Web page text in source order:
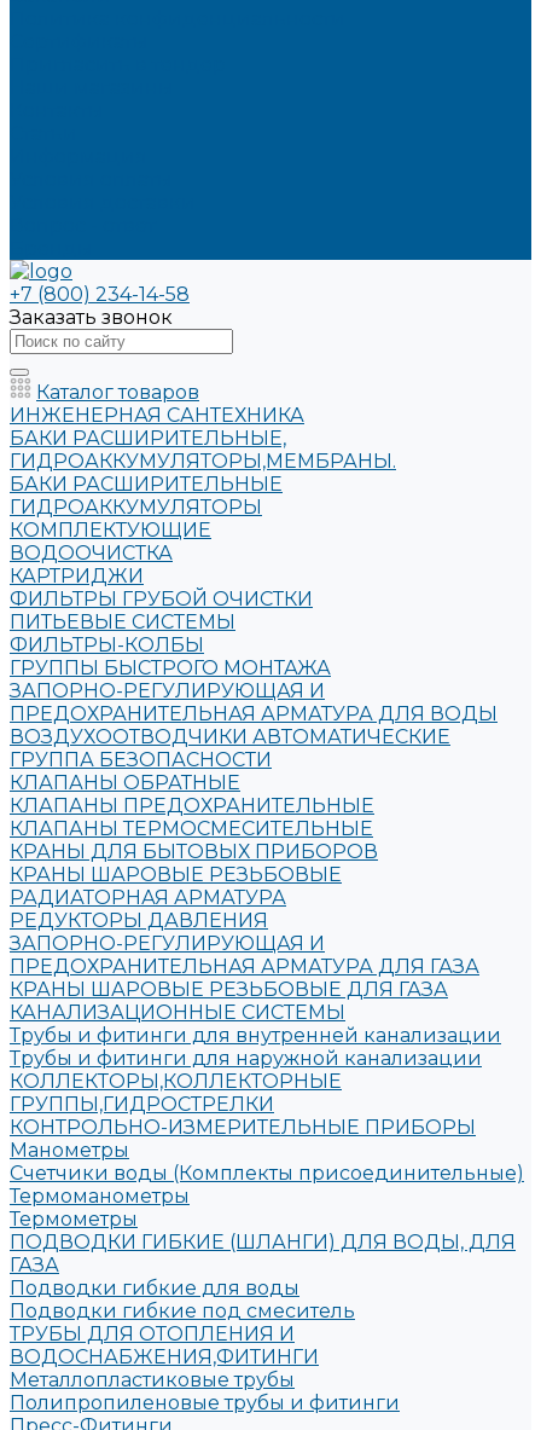
+7 (800) 234-14-58
Заказать звонок
Каталог товаров
ИНЖЕНЕРНАЯ САНТЕХНИКА
БАКИ РАСШИРИТЕЛЬНЫЕ,
ГИДРОАККУМУЛЯТОРЫ,МЕМБРАНЫ.
БАКИ РАСШИРИТЕЛЬНЫЕ
ГИДРОАККУМУЛЯТОРЫ
КОМПЛЕКТУЮЩИЕ
ВОДООЧИСТКА
КАРТРИДЖИ
ФИЛЬТРЫ ГРУБОЙ ОЧИСТКИ
ПИТЬЕВЫЕ СИСТЕМЫ
ФИЛЬТРЫ-КОЛБЫ
ГРУППЫ БЫСТРОГО МОНТАЖА
ЗАПОРНО-РЕГУЛИРУЮЩАЯ И
ПРЕДОХРАНИТЕЛЬНАЯ АРМАТУРА ДЛЯ ВОДЫ
ВОЗДУХООТВОДЧИКИ АВТОМАТИЧЕСКИЕ
ГРУППА БЕЗОПАСНОСТИ
КЛАПАНЫ ОБРАТНЫЕ
КЛАПАНЫ ПРЕДОХРАНИТЕЛЬНЫЕ
КЛАПАНЫ ТЕРМОСМЕСИТЕЛЬНЫЕ
КРАНЫ ДЛЯ БЫТОВЫХ ПРИБОРОВ
КРАНЫ ШАРОВЫЕ РЕЗЬБОВЫЕ
РАДИАТОРНАЯ АРМАТУРА
РЕДУКТОРЫ ДАВЛЕНИЯ
ЗАПОРНО-РЕГУЛИРУЮЩАЯ И
ПРЕДОХРАНИТЕЛЬНАЯ АРМАТУРА ДЛЯ ГАЗА
КРАНЫ ШАРОВЫЕ РЕЗЬБОВЫЕ ДЛЯ ГАЗА
КАНАЛИЗАЦИОННЫЕ СИСТЕМЫ
Трубы и фитинги для внутренней канализации
Трубы и фитинги для наружной канализации
КОЛЛЕКТОРЫ,КОЛЛЕКТОРНЫЕ
ГРУППЫ,ГИДРОСТРЕЛКИ
КОНТРОЛЬНО-ИЗМЕРИТЕЛЬНЫЕ ПРИБОРЫ
Манометры
Счетчики воды (Комплекты присоединительные)
Термоманометры
Термометры
ПОДВОДКИ ГИБКИЕ (ШЛАНГИ) ДЛЯ ВОДЫ, ДЛЯ
ГАЗА
Подводки гибкие для воды
Подводки гибкие под смеситель
ТРУБЫ ДЛЯ ОТОПЛЕНИЯ И
ВОДОСНАБЖЕНИЯ,ФИТИНГИ
Металлопластиковые трубы
Полипропиленовые трубы и фитинги